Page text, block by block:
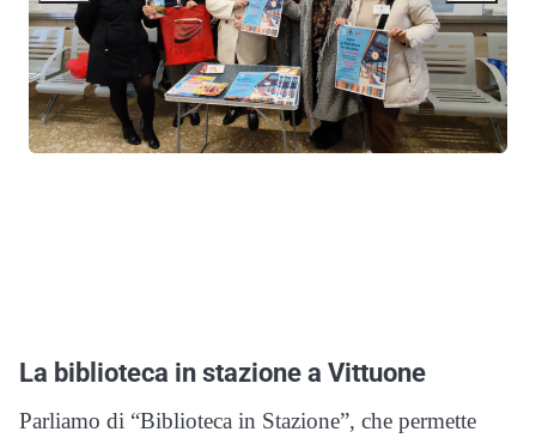
La biblioteca in stazione a Vittuone
Parliamo di “Biblioteca in Stazione”, che permette